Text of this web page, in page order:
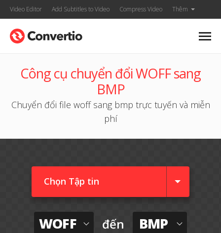
Video Editor Add Subtitles to Video Compress Video Thêm
Công cụ chuyển đổi WOFF sang
BMP
Chuyển đổi file woff sang bmp trực tuyến và miễn
phí
Chọn Tập tin
WOFF đến BMP